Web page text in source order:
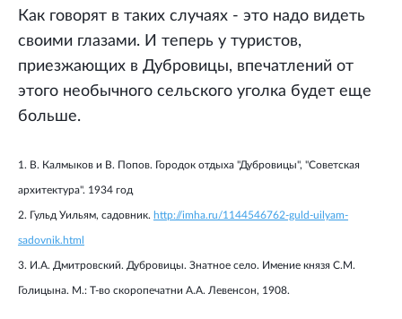
Как говорят в таких случаях - это надо видеть
своими глазами. И теперь у туристов,
приезжающих в Дубровицы, впечатлений от
этого необычного сельского уголка будет еще
больше.
1. В. Калмыков и В. Попов. Городок отдыха "Дубровицы", "Советская
архитектура". 1934 год
2. Гульд Уильям, садовник. http://imha.ru/1144546762-guld-uilyam-
sadovnik.html
3. И.А. Дмитровский. Дубровицы. Знатное село. Имение князя С.М.
Голицына. М.: Т-во скоропечатни А.А. Левенсон, 1908.